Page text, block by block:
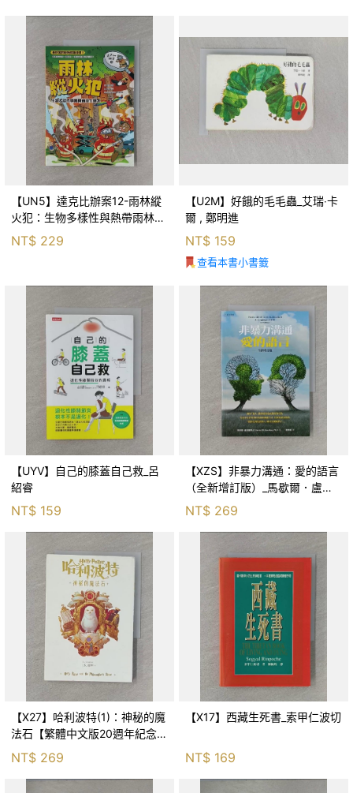
【UN5】達克比辦案12-雨林縱
火犯：生物多樣性與熱帶雨林生
態系_柯智元
NT$ 229
【U2M】好餓的毛毛蟲_艾瑞‧卡
爾 , 鄭明進
NT$ 159
查看本書小書籤
【UYV】自己的膝蓋自己救_呂
紹睿
NT$ 159
【XZS】非暴力溝通：愛的語言
（全新增訂版）_馬歇爾．盧森
堡, 蕭寶森
NT$ 269
【X27】哈利波特(1)：神秘的魔
法石【繁體中文版20週年紀念】
NT$ 269
【X17】西藏生死書_索甲仁波切
NT$ 169